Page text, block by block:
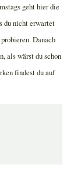
geht hier die
du nicht erwartet
Danach
als wärst du schon
findest du auf